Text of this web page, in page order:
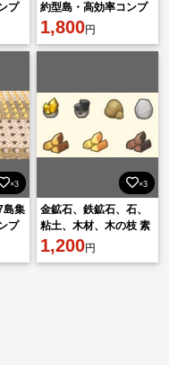
プ
約型島・高効率コンプ
リートする！
1,800円
×3
島集
プ
×3
金鉱石、鉄鉱石、石、
粘土、木材、木の枝 素
材・材料 BAN無し
1,200円